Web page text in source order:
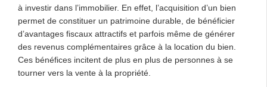
à investir dans l’immobilier. En effet, l’acquisition d’un bien
permet de constituer un patrimoine durable, de bénéficier
d’avantages fiscaux attractifs et parfois même de générer
des revenus complémentaires grâce à la location du bien.
Ces bénéfices incitent de plus en plus de personnes à se
tourner vers la vente à la propriété.